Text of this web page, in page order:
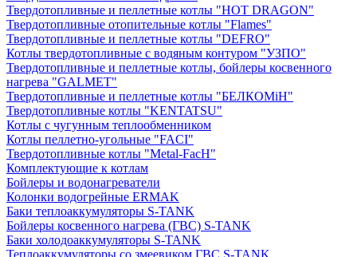
Твердотопливные и пеллетные котлы "HOT DRAGON"
Твердотопливные отопительные котлы "Flames"
Твердотопливные и пеллетные котлы "DEFRO"
Котлы твердотопливные с водяным контуром "УЗПО"
Твердотопливные и пеллетные котлы, бойлеры косвенного
нагрева "GALMET"
Твердотопливные и пеллетные котлы "БЕЛКОМiН"
Твердотопливные котлы "KENTATSU"
Котлы с чугунным теплообменником
Котлы пеллетно-угольные "FACI"
Твердотопливные котлы "Metal-FacH"
Комплектующие к котлам
Бойлеры и водонагреватели
Колонки водогрейные ERMAK
Баки теплоаккумуляторы S-TANK
Бойлеры косвенного нагрева (ГВС) S-TANK
Баки холодоаккумуляторы S-TANK
Теплоаккумуляторы со змеевиком ГВС S-TANK